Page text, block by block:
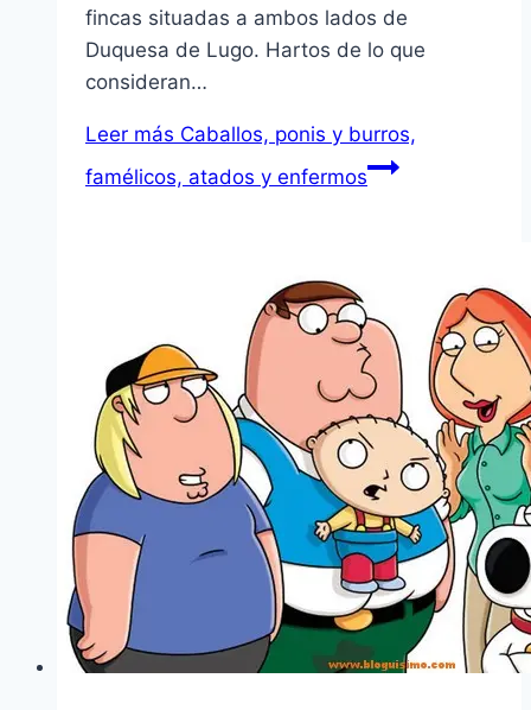
fincas situadas a ambos lados de
Duquesa de Lugo. Hartos de lo que
consideran…
Leer más Caballos, ponis y burros,
famélicos, atados y enfermos